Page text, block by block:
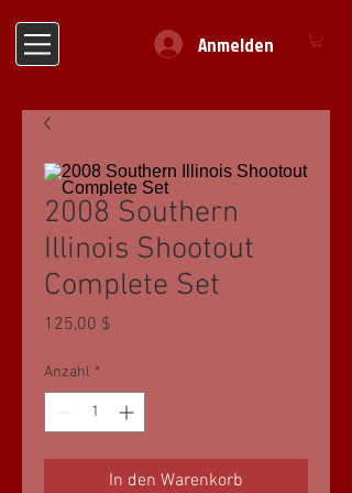
Anmelden
2008 Southern
Illinois Shootout
Complete Set
125,00 $
Anzahl *
In den Warenkorb